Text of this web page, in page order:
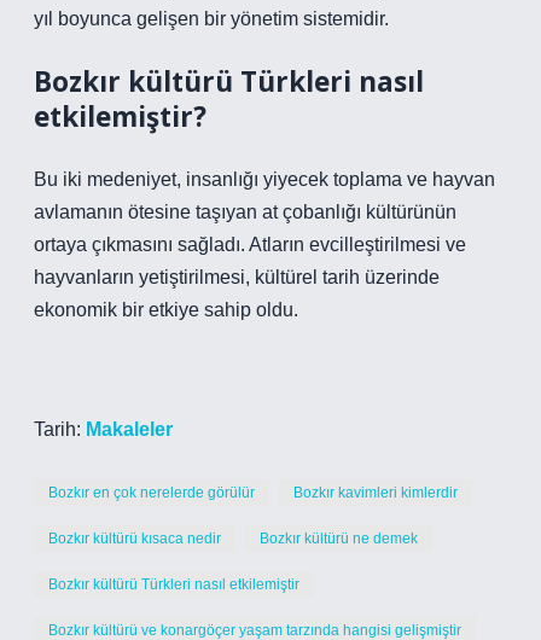
yıl boyunca gelişen bir yönetim sistemidir.
Bozkır kültürü Türkleri nasıl
etkilemiştir?
Bu iki medeniyet, insanlığı yiyecek toplama ve hayvan
avlamanın ötesine taşıyan at çobanlığı kültürünün
ortaya çıkmasını sağladı. Atların evcilleştirilmesi ve
hayvanların yetiştirilmesi, kültürel tarih üzerinde
ekonomik bir etkiye sahip oldu.
Tarih: Makaleler
Bozkır en çok nerelerde görülür Bozkır kavimleri kimlerdir
Bozkır kültürü kısaca nedir Bozkır kültürü ne demek
Bozkır kültürü Türkleri nasıl etkilemiştir
Bozkır kültürü ve konargöçer yaşam tarzında hangisi gelişmiştir